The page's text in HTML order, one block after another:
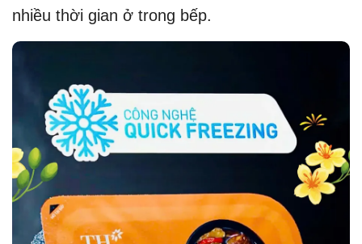
nhiều thời gian ở trong bếp.